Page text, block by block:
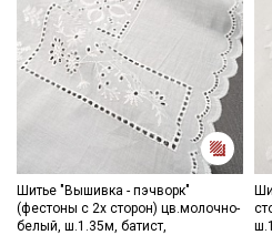
Шитье "Вышивка - пэчворк"
(фестоны с 2х сторон) цв.молочно-
белый, ш.1.35м, батист,